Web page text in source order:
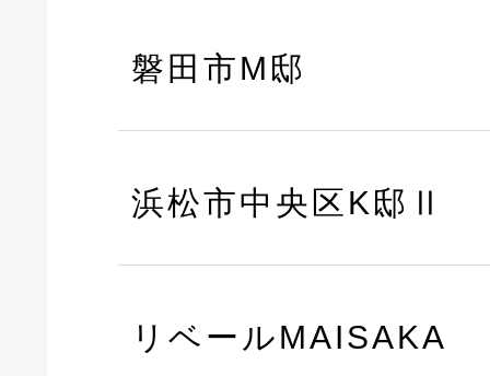
磐田市M邸
浜松市中央区K邸Ⅱ
リベールMAISAKA